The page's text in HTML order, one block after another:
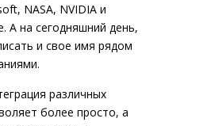
NASA, NVIDIA и
А на сегодняшний день,
и свое имя рядом
различных
более просто, а